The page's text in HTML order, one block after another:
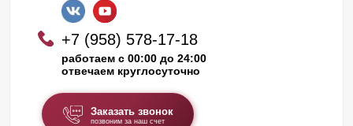
+7 (958) 578-17-18
работаем с 00:00 до 24:00
отвечаем круглосуточно
Заказать звонок
позвоним за наш счет